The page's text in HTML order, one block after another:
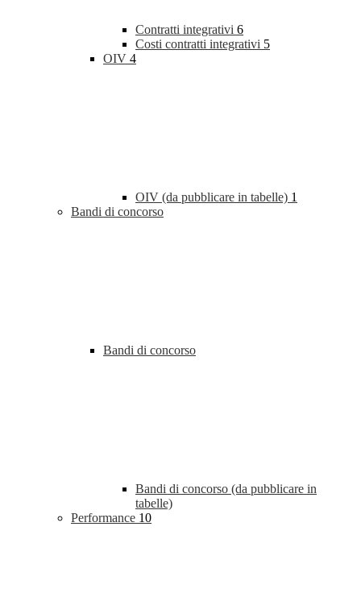
Contratti integrativi 6
Costi contratti integrativi 5
OIV 4
OIV (da pubblicare in tabelle) 1
Bandi di concorso
Bandi di concorso
Bandi di concorso (da pubblicare in
tabelle)
Performance 10